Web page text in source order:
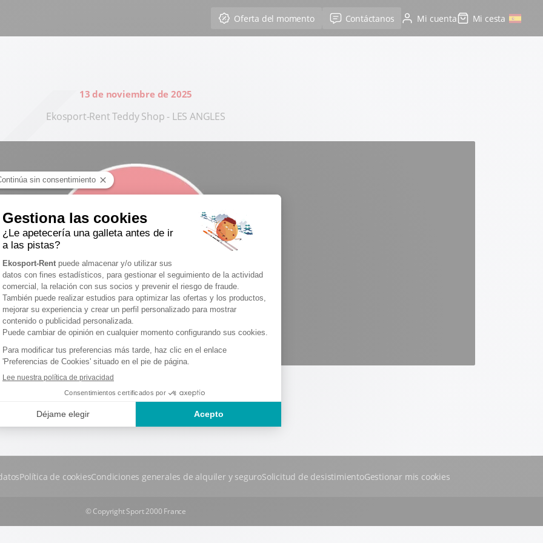
Oferta del momento Contáctanos Mi cuenta Mi cesta
13 de noviembre de 2025
Ekosport-Rent Teddy Shop - LES ANGLES
Política de cookiesCondiciones generales de alquiler y seguroSolicitud de desistimientoGestionar mis cookies
© Copyright Sport 2000 France